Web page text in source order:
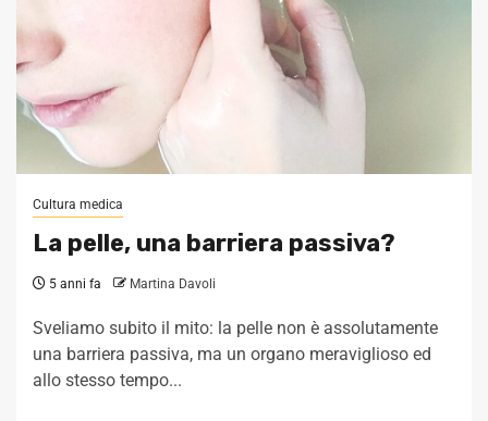
Cultura medica
La pelle, una barriera passiva?
5 anni fa Martina Davoli
Sveliamo subito il mito: la pelle non è assolutamente
una barriera passiva, ma un organo meraviglioso ed
allo stesso tempo...